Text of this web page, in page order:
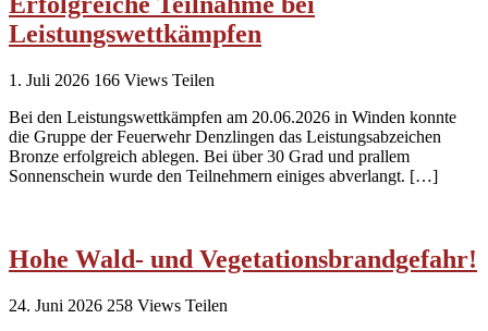
Leistungswettkämpfen
1. Juli 2026 166 Views Teilen
Bei den Leistungswettkämpfen am 20.06.2026 in Winden konnte
die Gruppe der Feuerwehr Denzlingen das Leistungsabzeichen
Bronze erfolgreich ablegen. Bei über 30 Grad und prallem
Sonnenschein wurde den Teilnehmern einiges abverlangt. […]
Hohe Wald- und Vegetationsbrandgefahr!
24. Juni 2026 258 Views Teilen